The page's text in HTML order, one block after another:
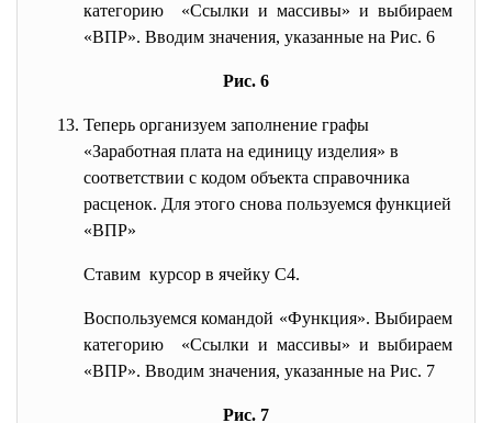
категорию «Ссылки и массивы» и выбираем
«ВПР». Вводим значения, указанные на Рис. 6
Рис. 6
Теперь организуем заполнение графы
«Заработная плата на единицу изделия» в
соответствии с кодом объекта справочника
расценок. Для этого снова пользуемся функцией
«ВПР»
Ставим курсор в ячейку С4.
Воспользуемся командой «Функция». Выбираем
категорию «Ссылки и массивы» и выбираем
«ВПР». Вводим значения, указанные на Рис. 7
Рис. 7